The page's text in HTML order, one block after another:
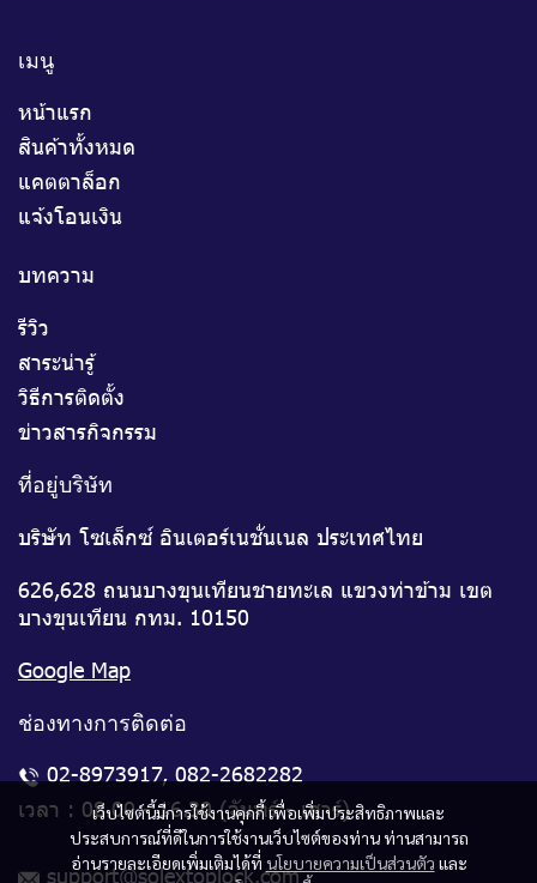
เว็บไซต์นี้มีการใช้งานคุกกี้ เพื่อเพิ่มประสิทธิภาพและ
ประสบการณ์ที่ดีในการใช้งานเว็บไซต์ของท่าน ท่านสามารถ
อ่านรายละเอียดเพิ่มเติมได้ที่ นโยบายความเป็นส่วนตัว และ
เมนู
หน้าแรก
สินค้าทั้งหมด
แคตตาล็อก
แจ้งโอนเงิน
บทความ
รีวิว
สาระน่ารู้
วิธีการติดตั้ง
ข่าวสารกิจกรรม
ที่อยู่บริษัท
บริษัท โซเล็กซ์ อินเตอร์เนชั่นเนล ประเทศไทย
626,628 ถนนบางขุนเทียนชายทะเล แขวงท่าข้าม เขต
บางขุนเทียน กทม. 10150
Google Map
ช่องทางการติดต่อ
02-8973917, 082-2682282
เวลา : 08.00 - 16.30 (จันทร์ - เสาร์)
support@solextoplock.com